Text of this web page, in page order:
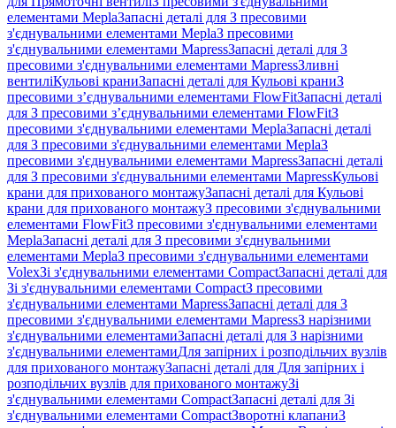
елементами MeplaЗапасні деталі для З пресовими
з'єднувальними елементами MeplaЗ пресовими
з'єднувальними елементами MapressЗапасні деталі для З
пресовими з'єднувальними елементами MapressЗливні
вентиліКульові краниЗапасні деталі для Кульові краниЗ
пресовими з’єднувальними елементами FlowFitЗапасні деталі
для З пресовими з’єднувальними елементами FlowFitЗ
пресовими з'єднувальними елементами MeplaЗапасні деталі
для З пресовими з'єднувальними елементами MeplaЗ
пресовими з'єднувальними елементами MapressЗапасні деталі
для З пресовими з'єднувальними елементами MapressКульові
крани для прихованого монтажуЗапасні деталі для Кульові
крани для прихованого монтажуЗ пресовими з'єднувальними
елементами FlowFitЗ пресовими з'єднувальними елементами
MeplaЗапасні деталі для З пресовими з'єднувальними
елементами MeplaЗ пресовими з'єднувальними елементами
VolexЗі з'єднувальними елементами CompactЗапасні деталі для
Зі з'єднувальними елементами CompactЗ пресовими
з'єднувальними елементами MapressЗапасні деталі для З
пресовими з'єднувальними елементами MapressЗ нарізними
з'єднувальними елементамиЗапасні деталі для З нарізними
з'єднувальними елементамиДля запірних і розподільчих вузлів
для прихованого монтажуЗапасні деталі для Для запірних і
розподільчих вузлів для прихованого монтажуЗі
з'єднувальними елементами CompactЗапасні деталі для Зі
з'єднувальними елементами CompactЗворотні клапаниЗ